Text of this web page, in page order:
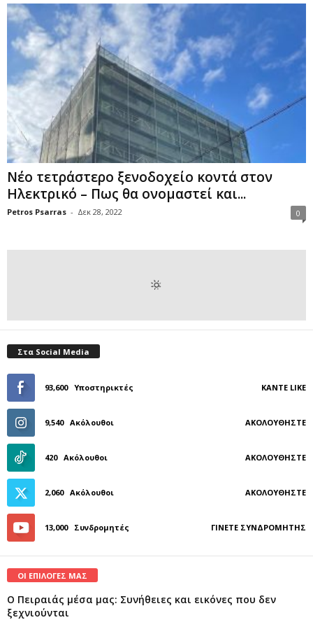
Νέο τετράστερο ξενοδοχείο κοντά στον
Ηλεκτρικό – Πως θα ονομαστεί και...
Petros Psarras - Δεκ 28, 2022 0
Στα Social Media
93,600 Υποστηρικτές ΚΆΝΤΕ LIKE
9,540 Ακόλουθοι ΑΚΟΛΟΥΘΉΣΤΕ
420 Ακόλουθοι ΑΚΟΛΟΥΘΉΣΤΕ
2,060 Ακόλουθοι ΑΚΟΛΟΥΘΉΣΤΕ
13,000 Συνδρομητές ΓΊΝΕΤΕ ΣΥΝΔΡΟΜΗΤΉΣ
ΟΙ ΕΠΙΛΟΓΕΣ ΜΑΣ
Ο Πειραιάς μέσα μας: Συνήθειες και εικόνες που δεν
ξεχνιούνται